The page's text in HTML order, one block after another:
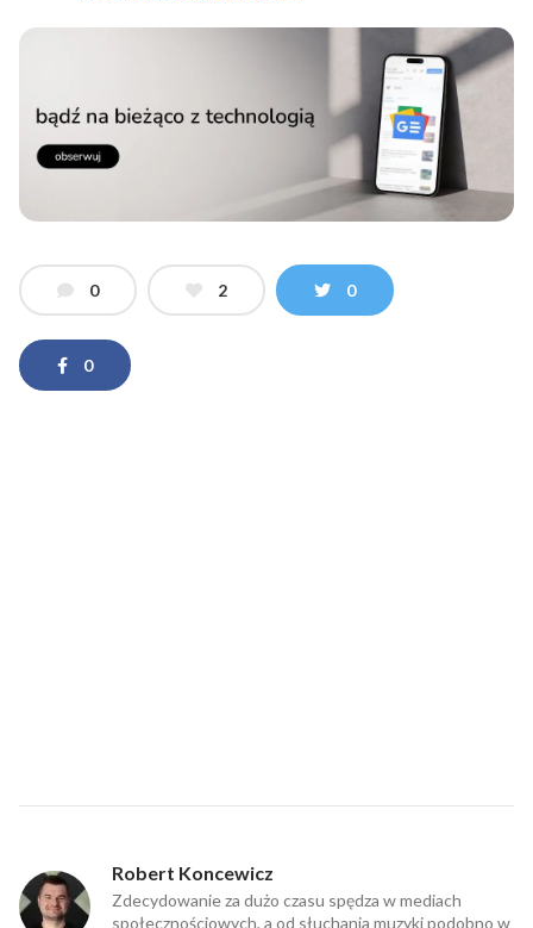
0 2 0
0
Robert Koncewicz
Zdecydowanie za dużo czasu spędza w mediach
społecznościowych, a od słuchania muzyki podobno w